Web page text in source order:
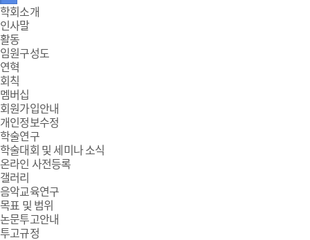
주
메
뉴
학회소개
인사말
활동
임원구성도
연혁
회칙
멤버십
회원가입안내
개인정보수정
학술연구
학술대회 및 세미나 소식
온라인 사전등록
갤러리
음악교육연구
목표 및 범위
논문투고안내
투고규정